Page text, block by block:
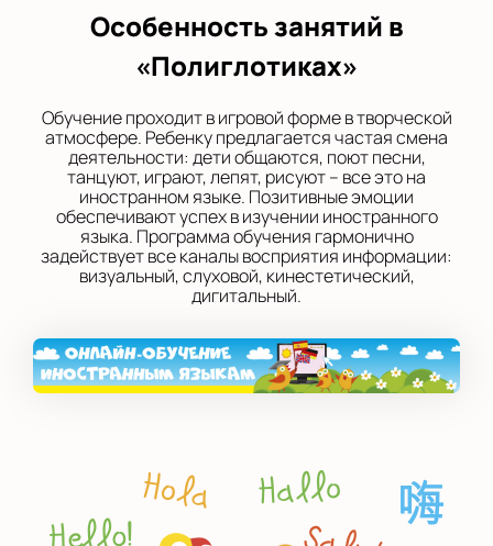
Особенность занятий в
«Полиглотиках»
Обучение проходит в игровой форме в творческой
атмосфере. Ребенку предлагается частая смена
деятельности: дети общаются, поют песни,
танцуют, играют, лепят, рисуют – все это на
иностранном языке. Позитивные эмоции
обеспечивают успех в изучении иностранного
языка. Программа обучения гармонично
задействует все каналы восприятия информации:
визуальный, слуховой, кинестетический,
дигитальный.